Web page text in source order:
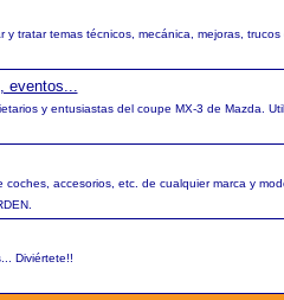
tratar temas técnicos, mecánica, mejoras,
eventos...
y entusiastas del coupe MX-3 de Mazda.
accesorios, etc. de cualquier marca y
Diviértete!!